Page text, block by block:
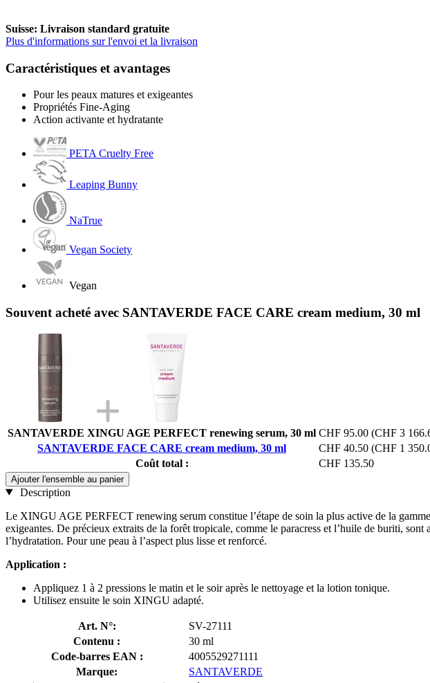
Suisse: Livraison standard gratuite
Plus d'informations sur l'envoi et la livraison
Caractéristiques et avantages
Pour les peaux matures et exigeantes
Propriétés Fine-Aging
Action activante et hydratante
PETA Cruelty Free
Leaping Bunny
NaTrue
Vegan Society
Vegan
Souvent acheté avec SANTAVERDE FACE CARE cream medium, 30 ml
SANTAVERDE XINGU AGE PERFECT renewing serum, 30 ml CHF 95.00 (CHF 3
SANTAVERDE FACE CARE cream medium, 30 ml
CHF 40.50 (CHF 1
Coût total :
CHF 135.50
Ajouter l'ensemble au panier
Description
Le XINGU AGE PERFECT renewing serum constitue l’étape de soin la plus active de la
exigeantes. De précieux extraits de la forêt tropicale, comme le paracress et l’huile de buriti, sont
l’hydratation. Pour une peau à l’aspect plus lisse et renforcé.
Application :
Appliquez 1 à 2 pressions le matin et le soir après le nettoyage et la lotion tonique.
Utilisez ensuite le soin XINGU adapté.
Art. N°:
SV-27111
Contenu :
30 ml
Code-barres EAN :
4005529271111
Marque:
SANTAVERDE